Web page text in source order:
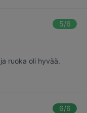
5/6
ruoka oli hyvää.
6/6